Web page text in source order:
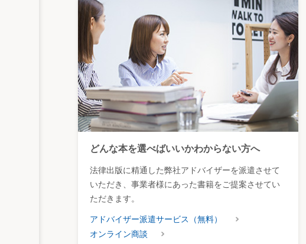
どんな本を選べばいいかわからない方へ
法律出版に精通した弊社アドバイザーを派遣させて
いただき、事業者様にあった書籍をご提案させてい
ただきます。
アドバイザー派遣サービス（無料）
オンライン商談